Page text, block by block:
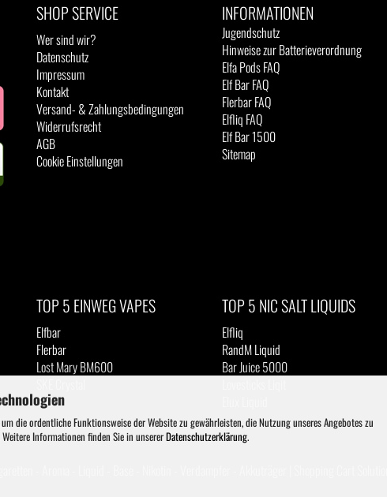
die ordentliche Funktionsweise der Website zu gewährleisten, die Nutzung unseres Angebotes zu
Informationen finden Sie in unsererDatenschutzerklärung.
SHOP SERVICE
Wer sind wir?
Datenschutz
Impressum
Kontakt
Versand- & Zahlungsbedingungen
Widerrufsrecht
AGB
Cookie Einstellungen
INFORMATIONEN
Jugendschutz
Hinweise zur Batterieverordnung
Elfa Pods FAQ
Elf Bar FAQ
Flerbar FAQ
Elfliq FAQ
Elf Bar 1500
Sitemap
TOP 5 EINWEG VAPES
Elfbar
Flerbar
Lost Mary BM600
IVG
TOP 5 NIC SALT LIQUIDS
Elfliq
RandM Liquid
Bar Juice 5000